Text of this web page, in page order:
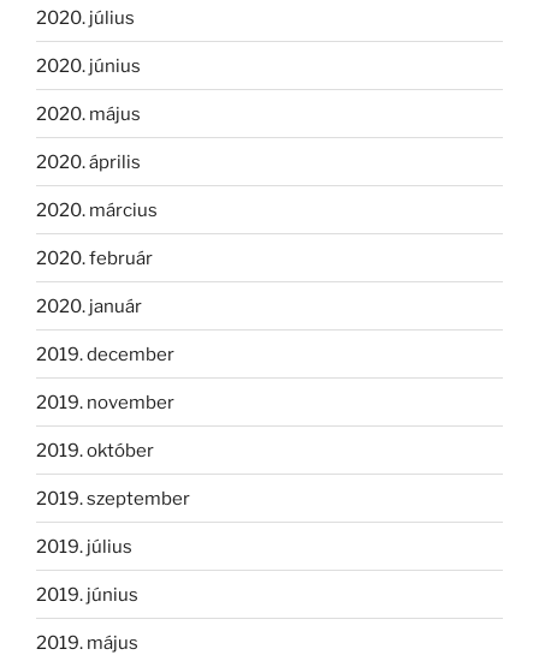
2020. július
2020. június
2020. május
2020. április
2020. március
2020. február
2020. január
2019. december
2019. november
2019. október
2019. szeptember
2019. július
2019. június
2019. május